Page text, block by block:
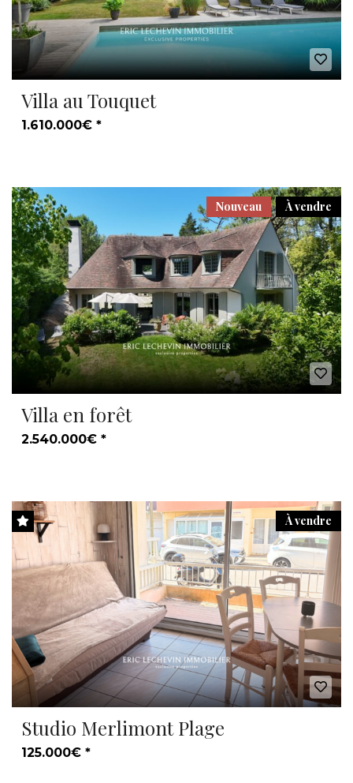
Villa au Touquet
1.610.000€ *
À vendre
Nouveau
Villa en forêt
2.540.000€ *
À vendre
Studio Merlimont Plage
125.000€ *